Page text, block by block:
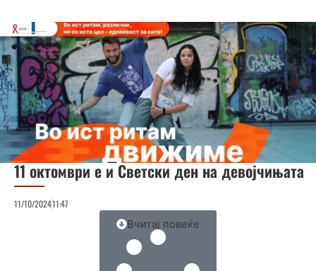
11 октомври е и Светски ден на девојчињата
11/10/202411:47
Вчитај повеќе